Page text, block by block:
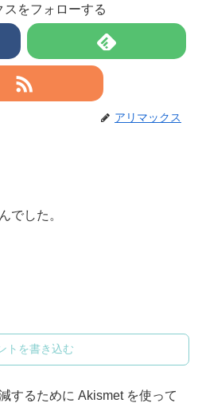
スをフォローする
アリマックス
でした。
トを書き込む
するために Akismet を使って